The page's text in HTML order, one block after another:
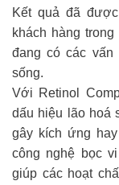
Kết quả đã
khách hàng
đang có các
sống.
Với Retinol
dấu hiệu lão hoá
gây kích ứng
công nghệ bọc
giúp các hoạt